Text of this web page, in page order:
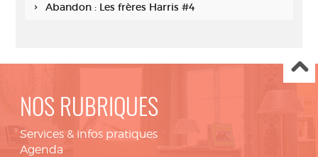
Abandon : Les frères Harris #4
NOS RUBRIQUES
Services & infos pratiques
Agenda